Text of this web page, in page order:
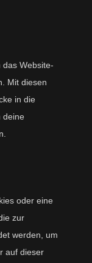
Website-
Mit diesen
in die
deine
oder eine
zur
werden, um
auf dieser